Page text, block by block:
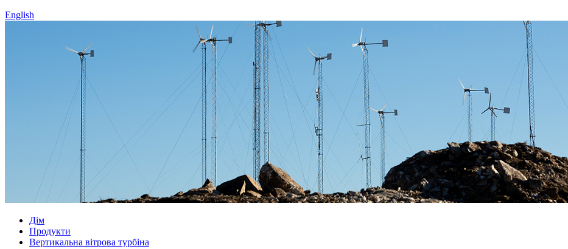
English
Дім
Продукти
Вертикальна вітрова турбіна